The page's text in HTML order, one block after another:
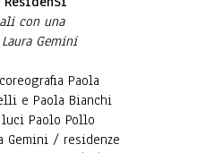
con una
Gemini
Paola
e Paola Bianchi
Paolo Pollo
Gemini / residenze